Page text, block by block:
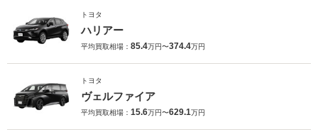
トヨタ
ハリアー
平均買取相場： 85.4万円〜374.4万円
トヨタ
ヴェルファイア
平均買取相場： 15.6万円〜629.1万円